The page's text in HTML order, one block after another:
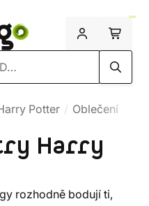
Potter Oblečení
Harry
rozhodně bodují ti,